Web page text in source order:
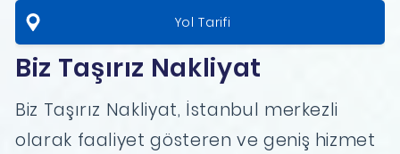
Yol Tarifi
Biz Taşırız Nakliyat
Biz Taşırız Nakliyat, İstanbul merkezli
olarak faaliyet gösteren ve geniş hizmet